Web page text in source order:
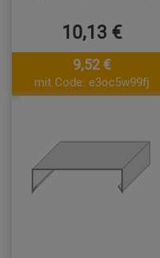
10,13 €
9,52 €
mit Code: e3oc5w99fj